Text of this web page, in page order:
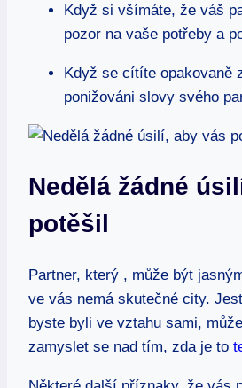
Když si všímáte, že váš
pozor na vaše potřeby a
Když se cítíte opakovaně
ponižováni slovy svého
Nedělá žádné
potěšil
Partner, který , může být
ve vás nemá skutečné city.
byste byli ve vztahu sami,
zamyslet se nad tím, zda je to